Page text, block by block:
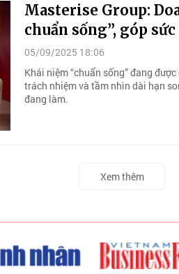
Masterise Group:
chuẩn sống”, góp
05/09/2025 18:06
Khái niệm “chuẩn sống” đang
trách nhiệm và tầm nhìn dài hạn
đang làm.
Xem thêm